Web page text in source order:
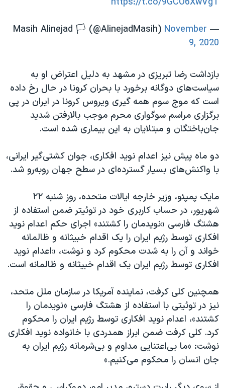
— Masih Alinejad 🏳️ (@AlinejadMasih)
November
9, 2020
بازداشت رضا تبریزی در مشهد به دلیل اعتراض او به
سیاست‌های دوگانه برخورد با بحران کرونا در حال رخ داده
است که موج سوم همه گیری ویروس کرونا در ایران در پی
برگزاری مراسم سوگواری محرم موجب بالارفتن شدید
جان‌باختگان و مبتلایان به این بیماری شده است.
دو ماه پیش نیز اعدام نوید افکاری، جوان کشتی‌گیر ایرانی،
با واکنش‌های بسیار گسترده‌ای در سطح جهان رو‌به‌رو شد.
مایک پمپئو، وزیر خارجه ایالات متحده، روز شنبه ۲۲
شهریور، در حساب کاربری خود در توئیتر ضمن استفاده از
هشتگ فارسی «نویدمان را کشتند» اجرای حکم اعدام نوید
افکاری توسط رژیم ایران را یک اقدام خبیثانه و ظالمانه
خواند و آن را به شدت محکوم کرد و نوشت، «اعدام نوید
افکاری توسط رژیم ایران یک اقدام خبیثانه و ظالمانه است.
همچنین کلی کرفت، نماینده آمریکا در سازمان ملل متحد،
نیز در توئیتی با استفاده از هشتگ فارسی «نویدمان را
کشتند»، اعدام نوید افکاری توسط رژیم ایران را محکوم
کرد. کلی کرفت ضمن ابراز همدردی با خانواده نوید افکاری
نوشت: «ما بی‌اعتنایی مداوم و بی‌شرمانه رژیم ایران به
جان انسان را محکوم می‌کنیم.»